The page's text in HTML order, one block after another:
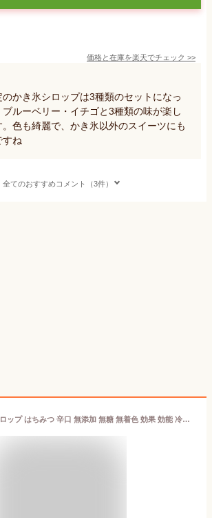
価格と在庫を楽天でチェック >>
かき氷シロップは3種類のセットになっ
ルーベリー・イチゴと3種類の味が楽し
色も綺麗で、かき氷以外のスイーツにも
すね
全てのおすすめコメント（3件）
ジンジャーシロップ はちみつ 辛口 無添加 無糖 無着色 効果 効能 冷え 対策 はちみつレモン 温活 国産 1本 240g 高知県産しょうが しょうがシロップ ジンジャーシロップ 生姜ドリンク 生姜 湯 シロップ 蜂蜜 ハチミツ しょうが